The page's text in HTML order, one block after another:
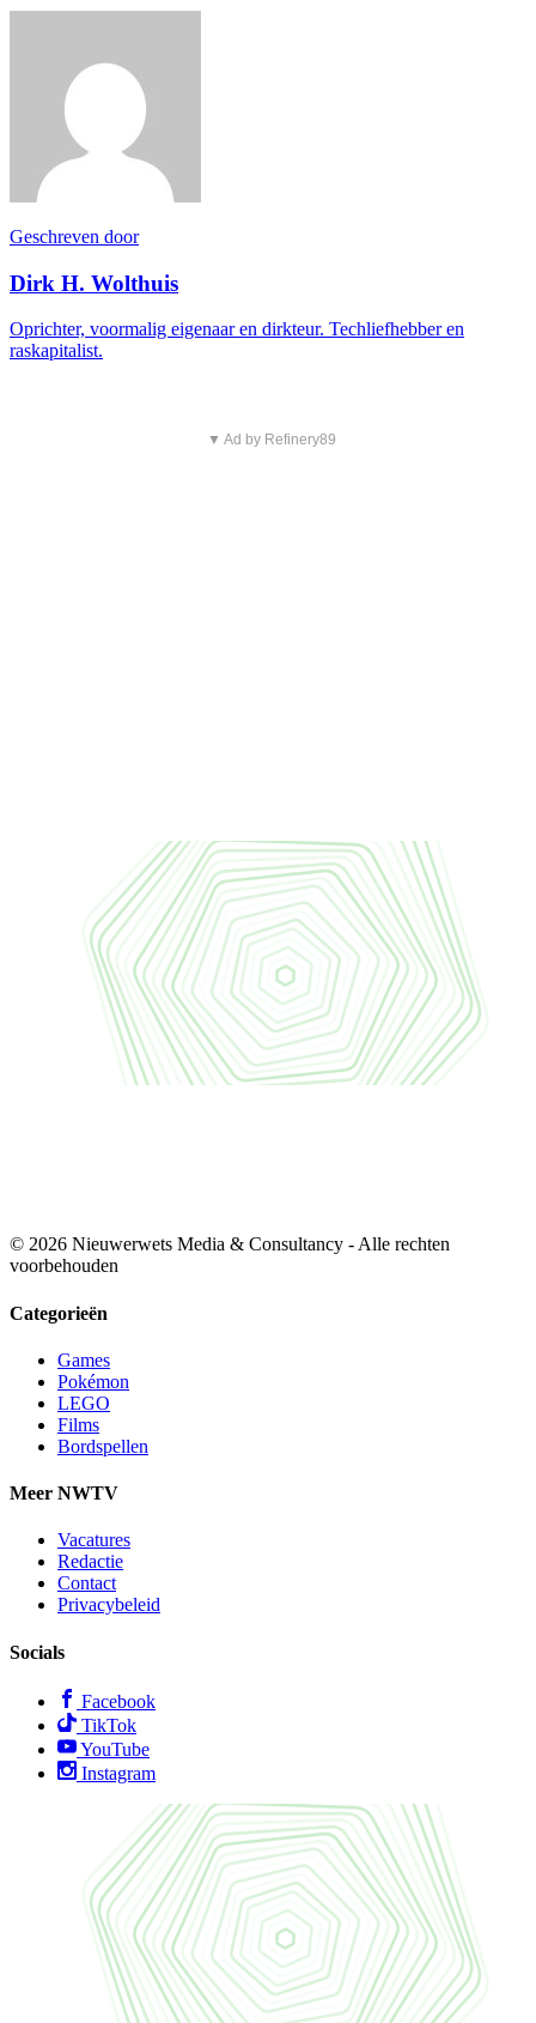
Geschreven door
Dirk H. Wolthuis
Oprichter, voormalig eigenaar en dirkteur. Techliefhebber en
raskapitalist.
▼ Ad by Refinery89
© 2026 Nieuwerwets Media & Consultancy - Alle rechten
voorbehouden
Categorieën
Games
Pokémon
LEGO
Films
Bordspellen
Meer NWTV
Vacatures
Redactie
Contact
Privacybeleid
Socials
Facebook
TikTok
YouTube
Instagram